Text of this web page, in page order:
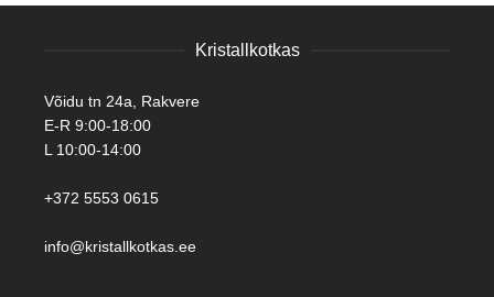
Kristallkotkas
Võidu tn 24a, Rakvere
E-R 9:00-18:00
L 10:00-14:00
+372 5553 0615
info@kristallkotkas.ee